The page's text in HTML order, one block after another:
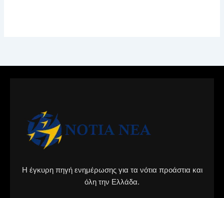
Η έγκυρη πηγή ενημέρωσης για τα νότια προάστια και
όλη την Ελλάδα.